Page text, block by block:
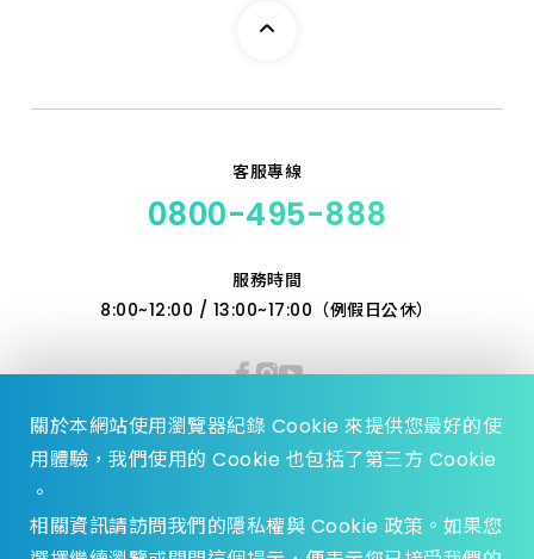
客服專線
0800-495-888
服務時間
8:00~12:00 / 13:00~17:00（例假日公休）
關於本網站使用瀏覽器紀錄 Cookie 來提供您最好的使
用體驗，我們使用的 Cookie 也包括了第三方 Cookie
。
相關資訊請訪問我們的隱私權與 Cookie 政策。如果您